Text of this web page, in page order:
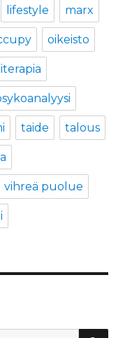
lifestyle marx
oikeisto
taide talous
vihreä puolue